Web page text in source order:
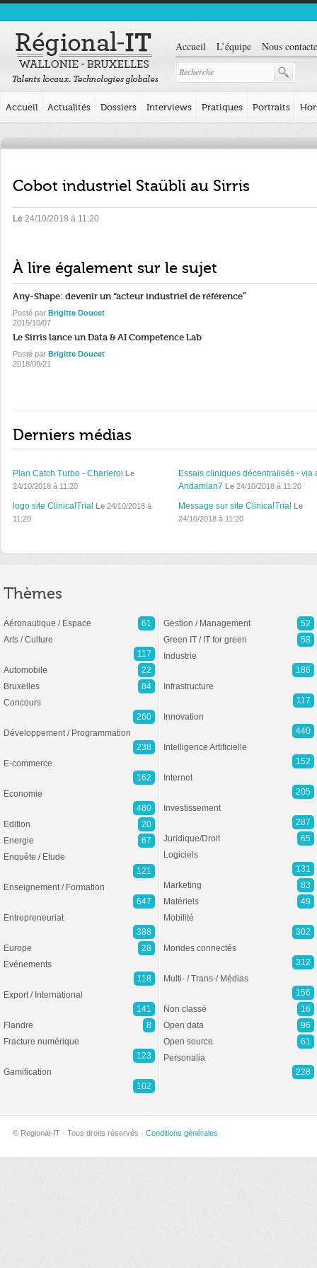
Accueil L’équipe Nous
Accueil Actualités Dossiers Interviews Pratiques Portraits
Cobot industriel Staübli au Sirris
Le 24/10/2018 à 11:20
À lire également sur le sujet
Any-Shape: devenir un “acteur industriel de référence”
Posté par Brigitte Doucet
2015/10/07
Le Sirris lance un Data & AI Competence Lab
Posté par Brigitte Doucet
2018/09/21
Derniers médias
Plan Catch Turbo - Charleroi Le
24/10/2018 à 11:20
Essais cliniques décentralisés - via
Andamlan7 Le24/10/2018 à 11:20
logo site ClinicalTrial Le 24/10/2018 à
11:20
Message sur site ClinicalTrial Le
24/10/2018 à 11:20
Thèmes
Aéronautique / Espace
61
Arts / Culture
117
Automobile
22
Bruxelles
84
Concours
260
Développement / Programmation
238
E-commerce
162
Economie
480
Edition
20
Energie
67
Enquête / Etude
121
Enseignement / Formation
647
Entrepreneuriat
388
Europe
28
Evénements
118
Export / International
141
Flandre
8
Fracture numérique
123
Gamification
102
Gestion / Management
52
Green IT / IT for green
58
Industrie
186
Infrastructure
117
Innovation
440
Intelligence Artificielle
152
Internet
205
Investissement
287
Juridique/Droit
65
Logiciels
131
Marketing
83
Matériels
49
Mobilité
302
Mondes connectés
312
Multi- / Trans-/ Médias
156
Non classé
16
Open data
96
Open source
61
Personalia
228
© Regional-IT · Tous droits réservés · Conditions générales